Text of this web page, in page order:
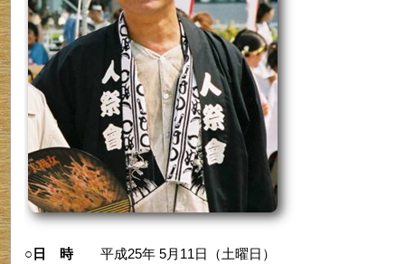
○日 時平成25年 5月11日（土曜日）